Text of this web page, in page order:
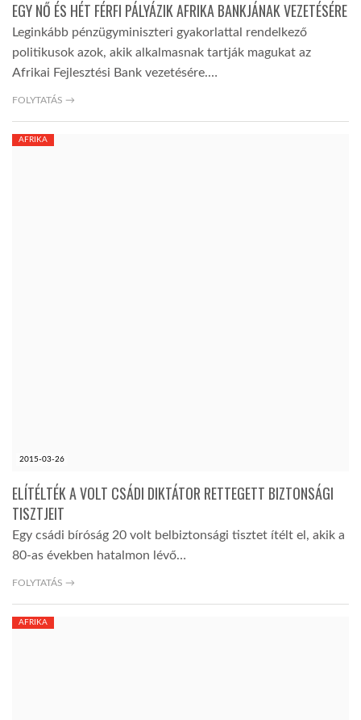
EGY NŐ ÉS HÉT FÉRFI PÁLYÁZIK AFRIKA BANKJÁNAK VEZETÉSÉRE
Leginkább pénzügyminiszteri gyakorlattal rendelkező
politikusok azok, akik alkalmasnak tartják magukat az
Afrikai Fejlesztési Bank vezetésére.…
FOLYTATÁS →
2015-03-26
AFRIKA
ELÍTÉLTÉK A VOLT CSÁDI DIKTÁTOR RETTEGETT BIZTONSÁGI
TISZTJEIT
Egy csádi bíróság 20 volt belbiztonsági tisztet ítélt el, akik a
80-as években hatalmon lévő…
FOLYTATÁS →
AFRIKA